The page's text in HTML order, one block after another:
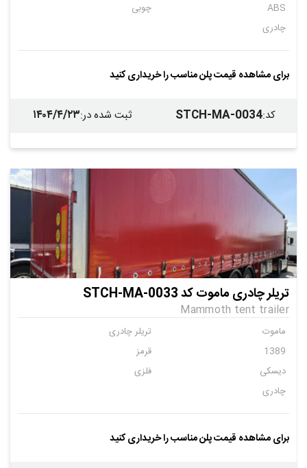
ABS
چوبی
چادری
برای مشاهده قیمت پلن مناسب را خریداری کنید
کد:
STCH-MA-0034 ثبت شده در:۱۴۰۴/۴/۲۳
تریلر چادری ماموت کد STCH-MA-0033
Mammoth tent trailer
ماموت
تریلر چادری
1389
قرمز
دیسکی
فلزی
چادری
برای مشاهده قیمت پلن مناسب را خریداری کنید